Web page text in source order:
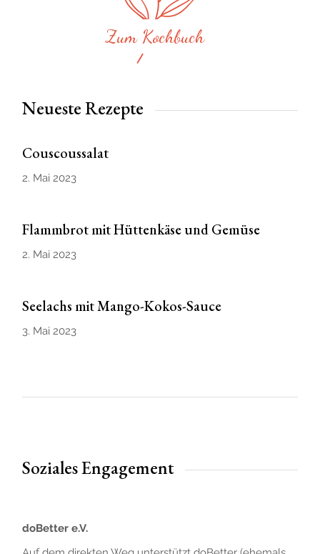
Zum Kochbuch
Neueste Rezepte
Couscoussalat
2. Mai 2023
Flammbrot mit Hüttenkäse und Gemüse
2. Mai 2023
Seelachs mit Mango-Kokos-Sauce
3. Mai 2023
Soziales Engagement
doBetter e.V.